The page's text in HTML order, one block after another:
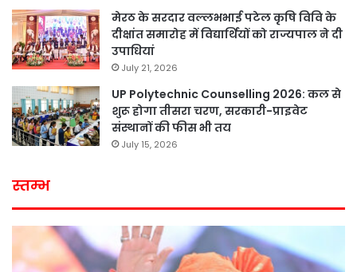
मेरठ के सरदार वल्लभभाई पटेल कृषि विवि के
दीक्षांत समारोह में विद्यार्थियों को राज्यपाल ने दी
उपाधियां
July 21, 2026
UP Polytechnic Counselling 2026: कल से
शुरू होगा तीसरा चरण, सरकारी-प्राइवेट
संस्थानों की फीस भी तय
July 15, 2026
स्तम्भ